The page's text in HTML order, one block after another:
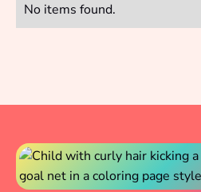
No items found.